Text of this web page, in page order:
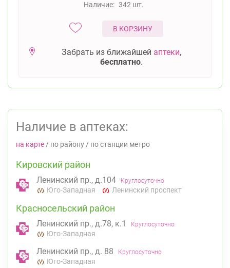
Наличие: 342 шт.
В КОРЗИНУ
Забрать из ближайшей аптеки,
бесплатно.
Наличие в аптеках:
на карте / по району / по станции метро
Кировский район
Ленинский пр., д.104 Круглосуточно
Юго-Западная Ленинский проспект
Красносельский район
Ленинский пр., д.78, к.1 Круглосуточно
Юго-Западная
Ленинский пр., д. 88 Круглосуточно
Юго-Западная